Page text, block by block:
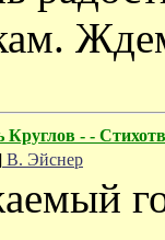
Круглов - -
В. Эйснер